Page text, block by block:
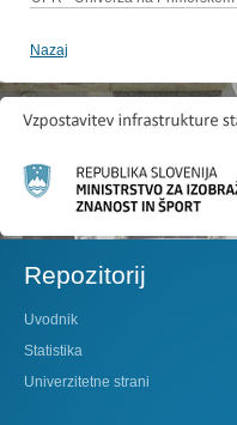
Nazaj
Repozitorij
Uvodnik
Statistika
Univerzitetne strani